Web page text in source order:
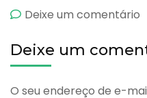
Deixe um comentário
Deixe um
O seu endereço de e-